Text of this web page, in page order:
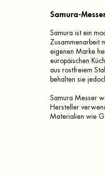
Samura-
Samura ist ein
Zusammenarbeit
eigenen Marke
europäischen
aus rostfreiem
behalten sie
Samura Messer
Hersteller
Materialien wie